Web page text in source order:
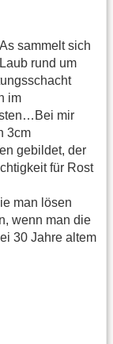
sammelt sich
rund um
im
mir
3cm
gebildet, der
für Rost
man lösen
wenn man die
30 Jahre altem